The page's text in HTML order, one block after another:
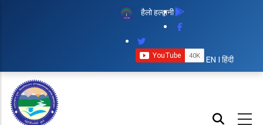
हैलो हल्द्वानी
EN | हिंदी